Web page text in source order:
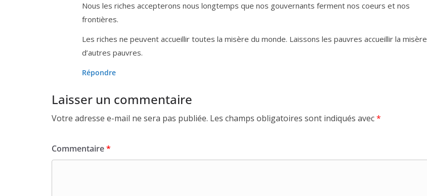
Nous les riches accep­te­rons nous long­temps que nos gou­ver­nants ferment nos coeurs et nos
frontières.
Les riches ne peuvent accueillir toutes la misère du monde. Laissons les pauvres accueillir la misère
d’autres pauvres.
Répondre
Laisser un commentaire
Votre adresse e-mail ne sera pas publiée. Les champs obligatoires sont indiqués avec*
Commentaire*